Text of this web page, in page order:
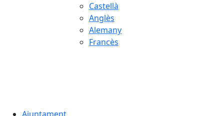
Castellà
Anglès
Alemany
Francès